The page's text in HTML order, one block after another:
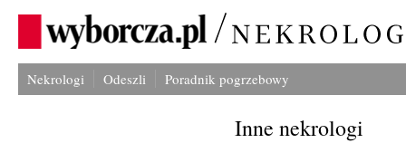
Nekrologi Odeszli Poradnik pogrzebowy
Inne nekrologi